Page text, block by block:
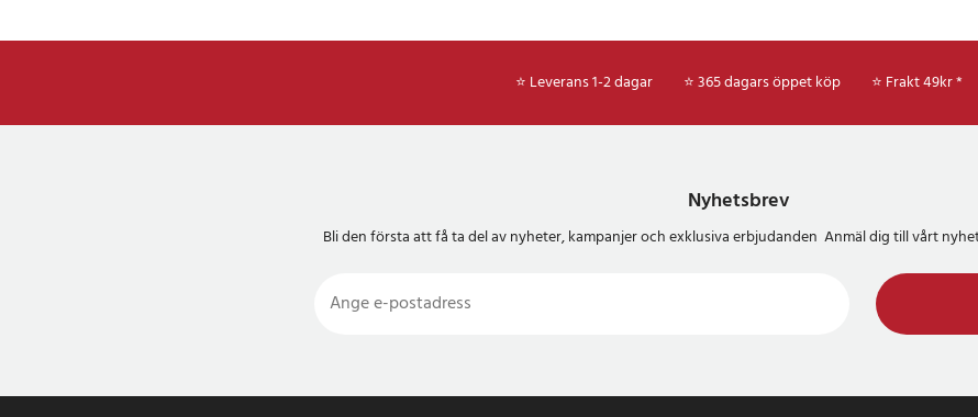
⭐ Leverans 1-2 dagar ⭐ 365 dagars öppet köp ⭐ Frakt 49kr *
Nyhetsbrev
Bli den första att få ta del av nyheter, kampanjer och exklusiva erbjudanden Anmäl dig till vårt